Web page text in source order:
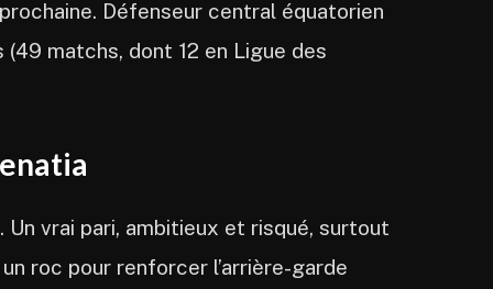
Défenseur central équatorien
matchs, dont 12 en Ligue des
Un vrai pari, ambitieux et risqué, surtout
roc pour renforcer l’arrière-garde